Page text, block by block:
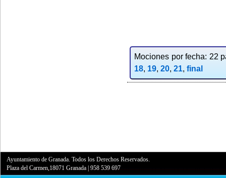
Mociones por fecha: 22
18, 19, 20, 21, final
Ayuntamiento de Granada. Todos los Derechos Reservados.
Plaza del Carmen,18071 Granada |958 539 697